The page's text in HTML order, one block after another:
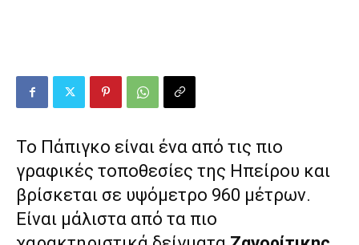
Το Πάπιγκο είναι ένα από τις πιο
γραφικές τοποθεσίες της Ηπείρου και
βρίσκεται σε υψόμετρο 960 μέτρων.
Είναι μάλιστα από τα πιο